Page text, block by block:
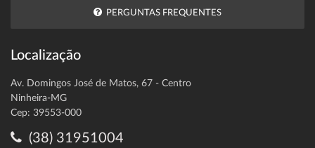
PERGUNTAS FREQUENTES
Localização
Av. Domingos José de Matos, 67 - Centro
Ninheira-MG
Cep: 39553-000
(38) 31951004